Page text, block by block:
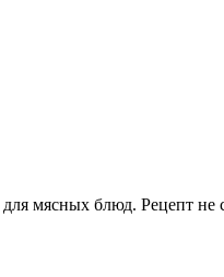
мясных блюд. Рецепт